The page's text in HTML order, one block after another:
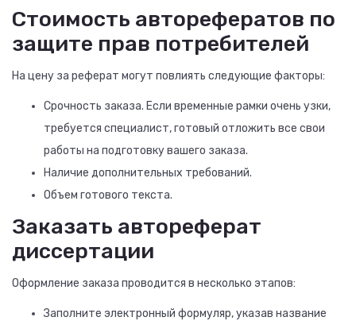
Стоимость авторефератов по
защите прав потребителей
На цену за реферат могут повлиять следующие факторы:
Срочность заказа. Если временные рамки очень узки,
требуется специалист, готовый отложить все свои
работы на подготовку вашего заказа.
Наличие дополнительных требований.
Объем готового текста.
Заказать автореферат
диссертации
Оформление заказа проводится в несколько этапов:
Заполните электронный формуляр, указав название